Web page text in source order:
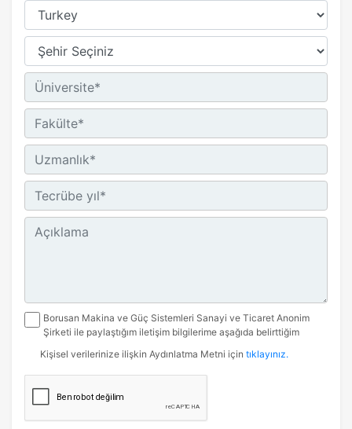
Borusan Makina ve Güç Sistemleri Sanayi ve Ticaret Anonim
Şirketi ile paylaştığım iletişim bilgilerime aşağıda belirttiğim
gönderilmesine izin veriyorum.
Kişisel verilerinize ilişkin Aydınlatma Metni için tıklayınız.